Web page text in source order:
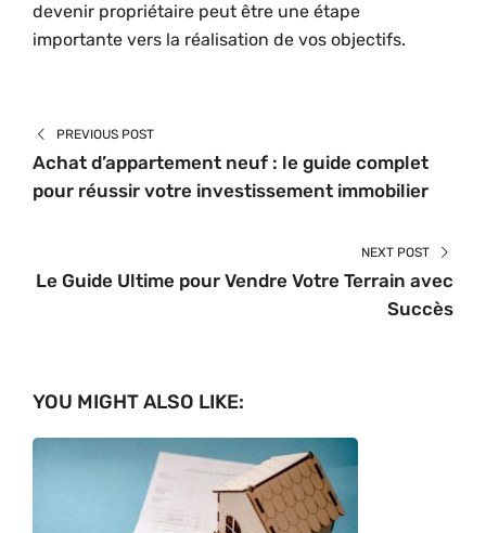
devenir propriétaire peut être une étape
importante vers la réalisation de vos objectifs.
PREVIOUS POST
Achat d’appartement neuf : le guide complet
pour réussir votre investissement immobilier
NEXT POST
Le Guide Ultime pour Vendre Votre Terrain avec
Succès
YOU MIGHT ALSO LIKE: